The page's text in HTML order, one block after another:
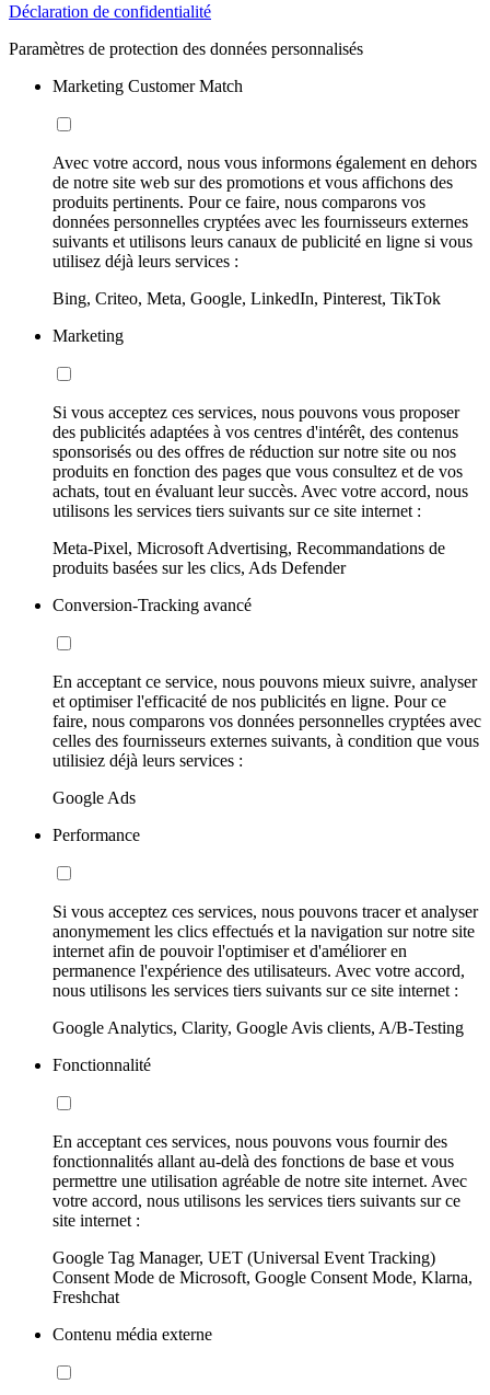
Déclaration de confidentialité
Paramètres de protection des données personnalisés
Marketing Customer Match
Avec votre accord, nous vous informons également en dehors
de notre site web sur des promotions et vous affichons des
produits pertinents. Pour ce faire, nous comparons vos
données personnelles cryptées avec les fournisseurs externes
suivants et utilisons leurs canaux de publicité en ligne si vous
utilisez déjà leurs services :
Bing, Criteo, Meta, Google, LinkedIn, Pinterest, TikTok
Marketing
Si vous acceptez ces services, nous pouvons vous proposer
des publicités adaptées à vos centres d'intérêt, des contenus
sponsorisés ou des offres de réduction sur notre site ou nos
produits en fonction des pages que vous consultez et de vos
achats, tout en évaluant leur succès. Avec votre accord, nous
utilisons les services tiers suivants sur ce site internet :
Meta-Pixel, Microsoft Advertising, Recommandations de
produits basées sur les clics, Ads Defender
Conversion-Tracking avancé
En acceptant ce service, nous pouvons mieux suivre, analyser
et optimiser l'efficacité de nos publicités en ligne. Pour ce
faire, nous comparons vos données personnelles cryptées avec
celles des fournisseurs externes suivants, à condition que vous
utilisiez déjà leurs services :
Google Ads
Performance
Si vous acceptez ces services, nous pouvons tracer et analyser
anonymement les clics effectués et la navigation sur notre site
internet afin de pouvoir l'optimiser et d'améliorer en
permanence l'expérience des utilisateurs. Avec votre accord,
nous utilisons les services tiers suivants sur ce site internet :
Google Analytics, Clarity, Google Avis clients, A/B-Testing
Fonctionnalité
En acceptant ces services, nous pouvons vous fournir des
fonctionnalités allant au-delà des fonctions de base et vous
permettre une utilisation agréable de notre site internet. Avec
votre accord, nous utilisons les services tiers suivants sur ce
site internet :
Google Tag Manager, UET (Universal Event Tracking)
Consent Mode de Microsoft, Google Consent Mode, Klarna,
Freshchat
Contenu média externe